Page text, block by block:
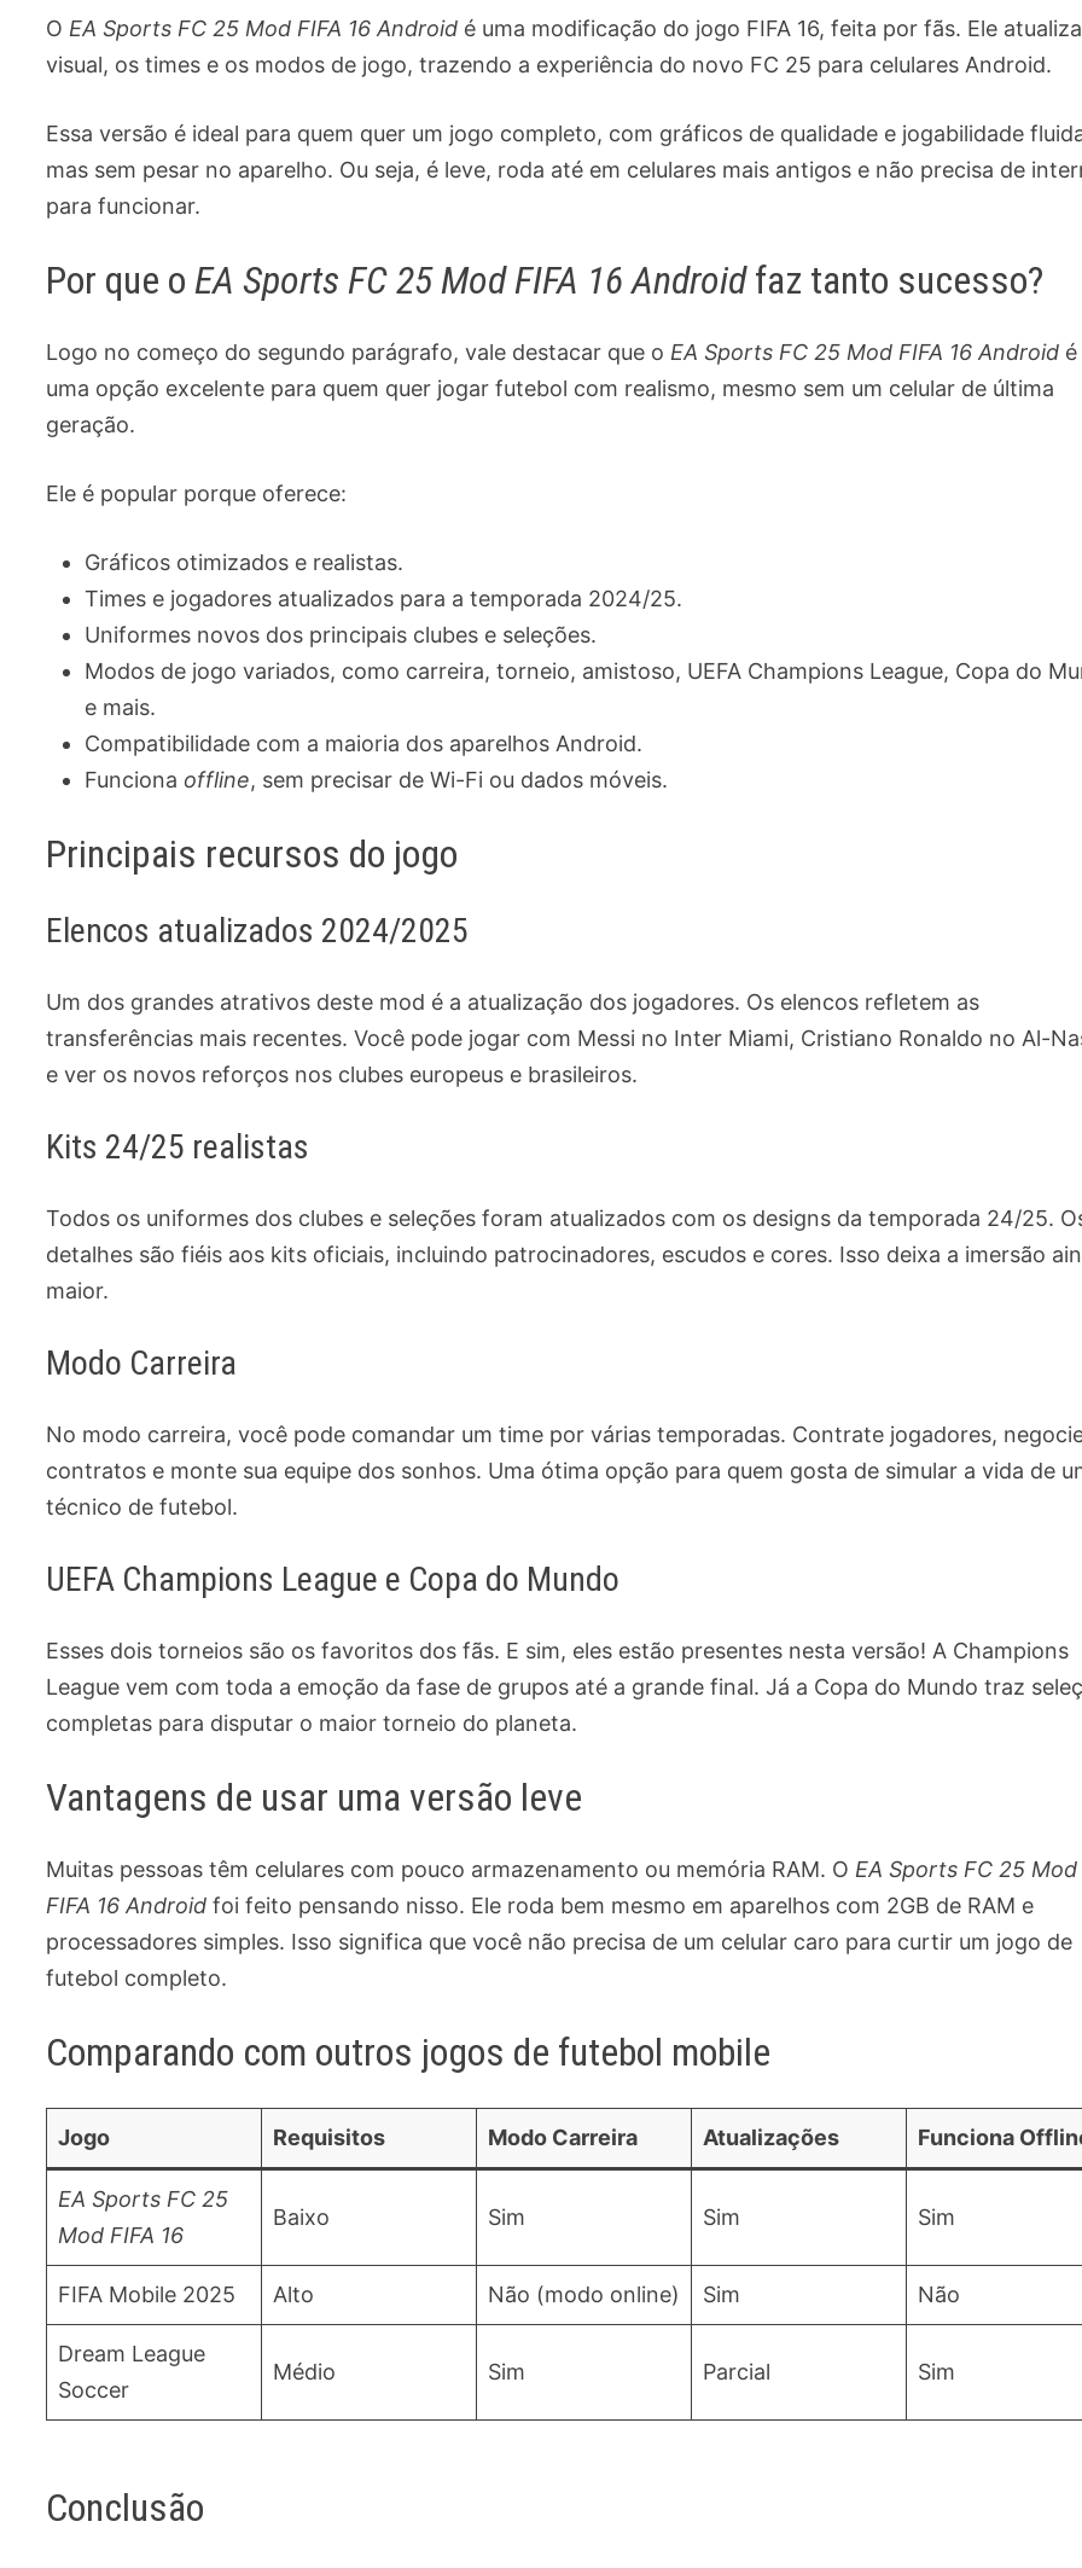
O EA Sports FC 25 Mod FIFA 16 Android é uma modificação do jogo FIFA 16, feita por fãs. Ele
visual, os times e os modos de jogo, trazendo a experiência do novo FC 25 para celulares Android.
Essa versão é ideal para quem quer um jogo completo, com gráficos de qualidade e jogabilidade
mas sem pesar no aparelho. Ou seja, é leve, roda até em celulares mais antigos e não precisa de
para funcionar.
Por que oEA Sports FC 25 Mod FIFA 16 Androidfaz tanto sucesso?
Logo no começo do segundo parágrafo, vale destacar que oEA Sports FC 25 Mod FIFA 16 Android é
uma opção excelente para quem quer jogar futebol com realismo, mesmo sem um celular de última
geração.
Ele é popular porque oferece:
Gráficos otimizados e realistas.
Times e jogadores atualizados para a temporada 2024/25.
Uniformes novos dos principais clubes e seleções.
Modos de jogo variados, como carreira, torneio, amistoso, UEFA Champions League, Copa do
e mais.
Compatibilidade com a maioria dos aparelhos Android.
Funciona offline, sem precisar de Wi-Fi ou dados móveis.
Principais recursos do jogo
Elencos atualizados 2024/2025
Um dos grandes atrativos deste mod é a atualização dos jogadores. Os elencos refletem as
transferências mais recentes. Você pode jogar com Messi no Inter Miami, Cristiano Ronaldo no Al-
e ver os novos reforços nos clubes europeus e brasileiros.
Kits 24/25 realistas
Todos os uniformes dos clubes e seleções foram atualizados com os designs da temporada 24/25.
detalhes são fiéis aos kits oficiais, incluindo patrocinadores, escudos e cores. Isso deixa a imersão
maior.
Modo Carreira
No modo carreira, você pode comandar um time por várias temporadas. Contrate jogadores,
contratos e monte sua equipe dos sonhos. Uma ótima opção para quem gosta de simular a vida de
técnico de futebol.
UEFA Champions League e Copa do Mundo
Esses dois torneios são os favoritos dos fãs. E sim, eles estão presentes nesta versão! A Champions
League vem com toda a emoção da fase de grupos até a grande final. Já a Copa do Mundo traz
completas para disputar o maior torneio do planeta.
Vantagens de usar uma versão leve
Muitas pessoas têm celulares com pouco armazenamento ou memória RAM. OEA Sports FC 25 Mod
FIFA 16 Android foi feito pensando nisso. Ele roda bem mesmo em aparelhos com 2GB de RAM e
processadores simples. Isso significa que você não precisa de um celular caro para curtir um jogo de
futebol completo.
Comparando com outros jogos de futebol mobile
Jogo Requisitos Modo Carreira Atualizações Funciona
EA Sports FC 25
Mod FIFA 16
Baixo Sim Sim Sim
FIFA Mobile 2025 Alto Não (modo online) Sim Não
Dream League
Soccer
Médio Sim Parcial Sim
Conclusão